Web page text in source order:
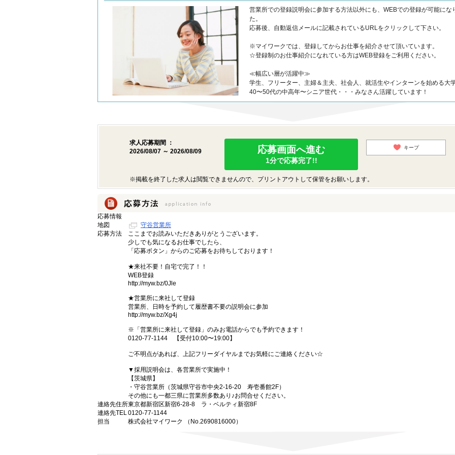
営業所での登録説明会に参加する方法以外にも、WEBでの登録が可能にな
た。
応募後、自動返信メールに記載されているURLをクリックして下さい。
※マイワークでは、登録してからお仕事を紹介させて頂いています。
☆登録制のお仕事紹介になれている方はWEB登録をご利用ください。
≪幅広い層が活躍中≫
学生、フリーター、主婦＆主夫、社会人、就活生やインターンを始める大学
40〜50代の中高年〜シニア世代・・・みなさん活躍しています！
求人応募期間 ：
2026/08/07 ～ 2026/08/09
応募画面へ進む
1分で応募完了!!
キープ
※掲載を終了した求人は閲覧できませんので、プリントアウトして保管をお願いします。
応募情報
地図
守谷営業所
応募方法
ここまでお読みいただきありがとうございます。
少しでも気になるお仕事でしたら、
「応募ボタン」からのご応募をお待ちしております！
★来社不要！自宅で完了！！
WEB登録
http://myw.bz/0Jle
★営業所に来社して登録
営業所、日時を予約して履歴書不要の説明会に参加
http://myw.bz/Xg4j
※「営業所に来社して登録」のみお電話からでも予約できます！
0120-77-1144 【受付10:00〜19:00】
ご不明点があれば、上記フリーダイヤルまでお気軽にご連絡ください☆
▼採用説明会は、各営業所で実施中！
【茨城県】
・守谷営業所（茨城県守谷市中央2-16-20 寿壱番館2F）
その他にも一都三県に営業所多数あり♪お問合せください。
連絡先住所東京都新宿区新宿6-28-8 ラ・ベルティ新宿8F
連絡先TEL0120-77-1144
担当
株式会社マイワーク （No.2690816000）